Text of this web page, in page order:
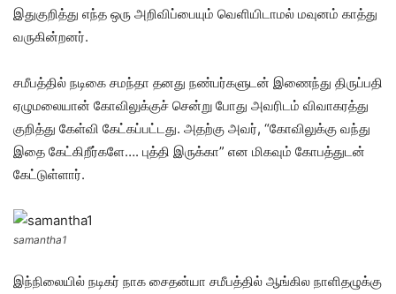
இதுகுறித்து எந்த ஒரு அறிவிப்பையும் வெளியிடாமல் மவுனம் காத்து
வருகின்றனர்.
சமீபத்தில் நடிகை சமந்தா தனது நண்பர்களுடன் இணைந்து திருப்பதி
ஏழுமலையான் கோவிலுக்குச் சென்று போது அவரிடம் விவாகரத்து
குறித்து கேள்வி கேட்கப்பட்டது. அதற்கு அவர், “கோவிலுக்கு வந்து
இதை கேட்கிறீர்களே…. புத்தி இருக்கா” என மிகவும் கோபத்துடன்
கேட்டுள்ளார்.
samantha1
இந்நிலையில் நடிகர் நாக சைதன்யா சமீபத்தில் ஆங்கில நாளிதழுக்கு